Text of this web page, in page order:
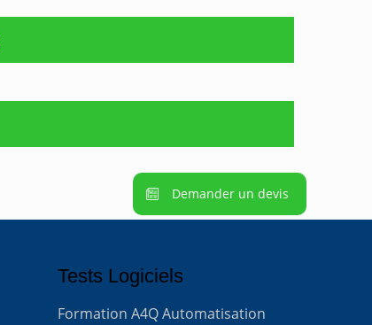
Demander un devis
Tests Logiciels
Formation A4Q Automatisation